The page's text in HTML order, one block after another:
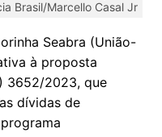
Brasil/Marcello Casal Jr
Seabra (União-
à proposta
3652/2023, que
dívidas de